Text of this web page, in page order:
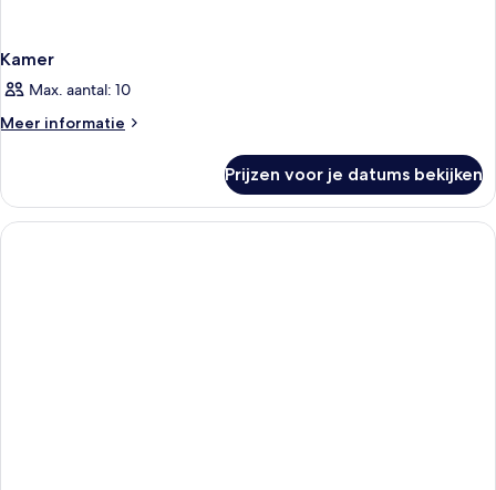
Kamer
Max. aantal: 10
Meer informatie
Meer
Prijzen voor je datums bekijken